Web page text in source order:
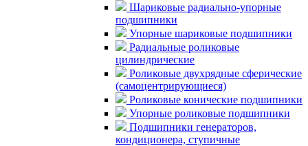
Шариковые радиально-упорные
подшипники
Упорные шариковые подшипники
Радиальные роликовые
цилиндрические
Роликовые двухрядные сферические
(самоцентрирующиеся)
Роликовые конические подшипники
Упорные роликовые подшипники
Подшипники генераторов,
кондиционера, ступичные